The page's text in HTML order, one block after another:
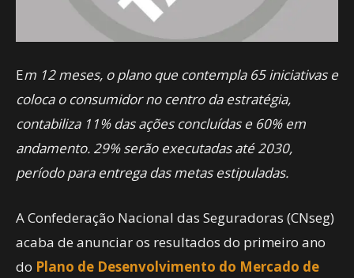
Em 12 meses, o plano que contempla 65 iniciativas e
coloca o consumidor no centro da estratégia,
contabiliza 11% das ações concluídas e 60% em
andamento. 29% serão executadas até 2030,
período para entrega das metas estipuladas.
A Confederação Nacional das Seguradoras (CNseg)
acaba de anunciar os resultados do primeiro ano
do Plano de Desenvolvimento do Mercado de